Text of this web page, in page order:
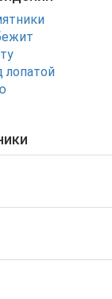
лопатой